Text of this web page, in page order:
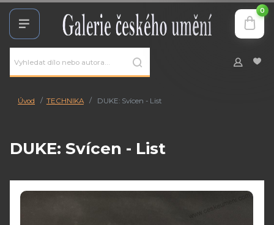
0
Úvod TECHNIKA DUKE: Svícen - List
DUKE: Svícen - List